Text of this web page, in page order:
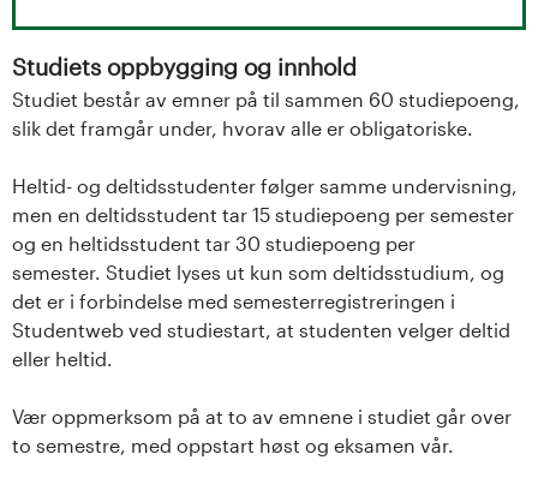
U
n
v
e
r
s
Studiets oppbygging og innhold
Studiet består av emner på til sammen 60 studiepoeng,
slik det framgår under, hvorav alle er obligatoriske.
Heltid- og deltidsstudenter følger samme undervisning,
men en deltidsstudent tar 15 studiepoeng per semester
og en heltidsstudent tar 30 studiepoeng per
semester. Studiet lyses ut kun som deltidsstudium, og
det er i forbindelse med semesterregistreringen i
Studentweb ved studiestart, at studenten velger deltid
eller heltid.
Vær oppmerksom på at to av emnene i studiet går over
to semestre, med oppstart høst og eksamen vår.